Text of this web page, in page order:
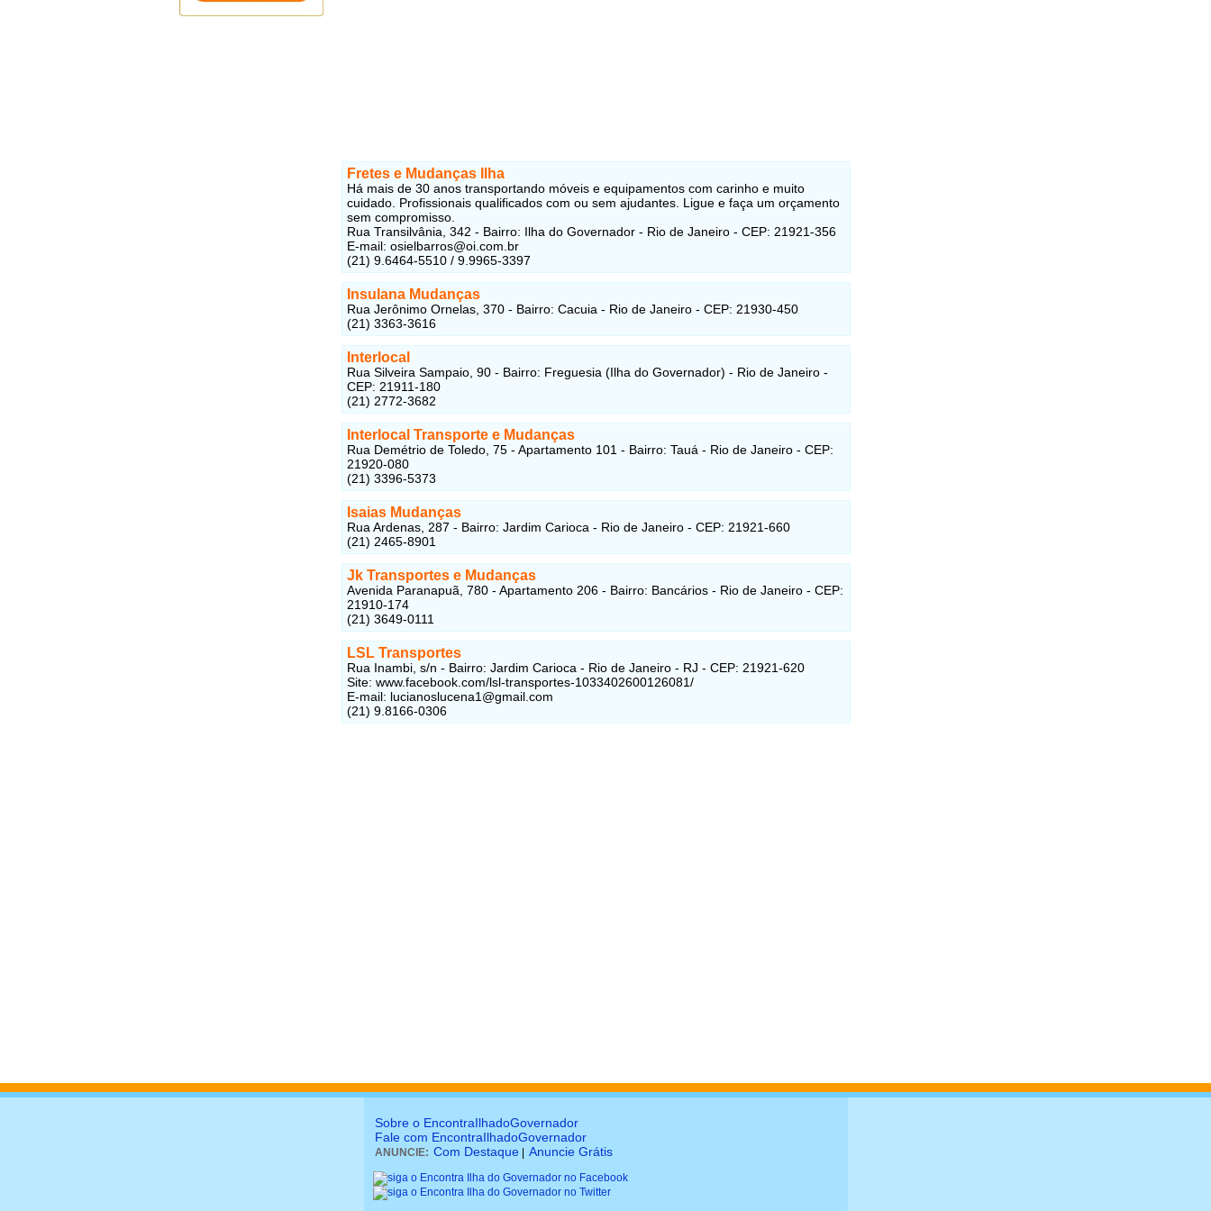
Fretes e Mudanças Ilha
Há mais de 30 anos transportando móveis e equipamentos com carinho e muito
cuidado. Profissionais qualificados com ou sem ajudantes. Ligue e faça um orçamento
sem compromisso.
Rua Transilvânia, 342 - Bairro: Ilha do Governador - Rio de Janeiro - CEP: 21921-356
E-mail: osielbarros@oi.com.br
(21) 9.6464-5510 / 9.9965-3397
Insulana Mudanças
Rua Jerônimo Ornelas, 370 - Bairro: Cacuia - Rio de Janeiro - CEP: 21930-450
(21) 3363-3616
Interlocal
Rua Silveira Sampaio, 90 - Bairro: Freguesia (Ilha do Governador) - Rio de Janeiro -
CEP: 21911-180
(21) 2772-3682
Interlocal Transporte e Mudanças
Rua Demétrio de Toledo, 75 - Apartamento 101 - Bairro: Tauá - Rio de Janeiro - CEP:
21920-080
(21) 3396-5373
Isaias Mudanças
Rua Ardenas, 287 - Bairro: Jardim Carioca - Rio de Janeiro - CEP: 21921-660
(21) 2465-8901
Jk Transportes e Mudanças
Avenida Paranapuã, 780 - Apartamento 206 - Bairro: Bancários - Rio de Janeiro - CEP:
21910-174
(21) 3649-0111
LSL Transportes
Rua Inambi, s/n - Bairro: Jardim Carioca - Rio de Janeiro - RJ - CEP: 21921-620
Site: www.facebook.com/lsl-transportes-1033402600126081/
E-mail: lucianoslucena1@gmail.com
(21) 9.8166-0306
Sobre o EncontraIlhadoGovernador
Fale com EncontraIlhadoGovernador
ANUNCIE: Com Destaque Anuncie Grátis